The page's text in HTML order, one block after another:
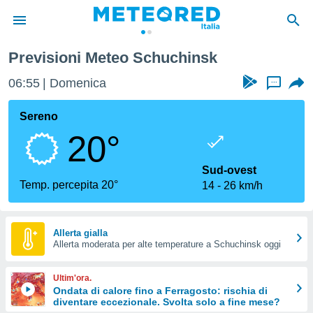
di
per
le
di
Web
le
Previsioni Meteo Schuchinsk
06:56 Domenica ...
Sereno
20°
Temp. percepita 20°
Sud-ovest
14
26 km/h
Allerta gialla
Allerta moderata per alte temperature a Schuchinsk oggi
Ultim'ora.
Ondata di calore fino a Ferragosto: rischia di
diventare eccezionale. Svolta solo a fine mese?